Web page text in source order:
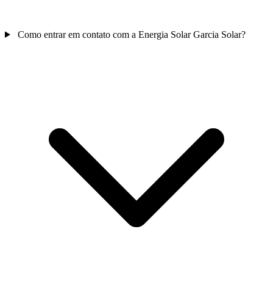
Como entrar em contato com a Energia Solar Garcia Solar?